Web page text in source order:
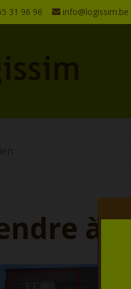
31 96 96 info@logissim.be
à